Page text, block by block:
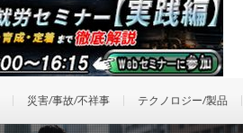
災害/事故/不祥事 テクノロジー/製品